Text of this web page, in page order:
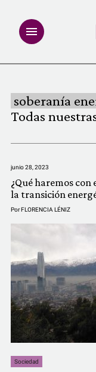
INVESTIGACIONES
MULTIMEDIA
LATFEMLAB.
PRODUCTOS
COMUNIDAD
QUIÉNES SOMOS
soberanía
Todas
junio 28, 2023
¿Qué haremos con
la transición
PorFLORENCIA LÉNIZ
Sociedad